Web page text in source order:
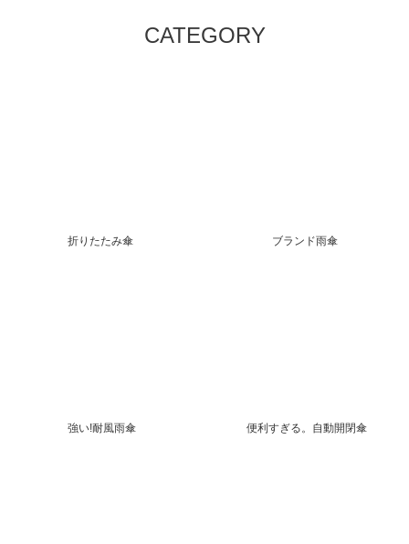
CATEGORY
折りたたみ傘 ブランド雨傘
強い!耐風雨傘 便利すぎる。自動開閉傘